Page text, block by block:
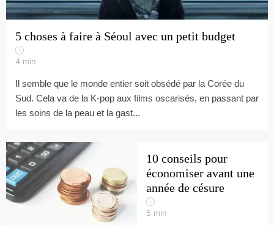
5 choses à faire à Séoul avec un petit budget
4 min
Il semble que le monde entier soit obsédé par la Corée du
Sud. Cela va de la K-pop aux films oscarisés, en passant par
les soins de la peau et la gast...
10 conseils pour
économiser avant une
année de césure
5 min